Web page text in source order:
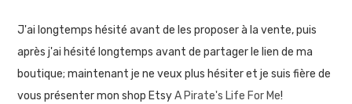
J'ai longtemps hésité avant de les proposer à la vente, puis
après j'ai hésité longtemps avant de partager le lien de ma
boutique; maintenant je ne veux plus hésiter et je suis fière de
vous présenter mon shop EtsyA Pirate's Life For Me!